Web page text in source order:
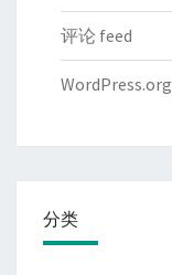
评论 feed
WordPress.org
分类